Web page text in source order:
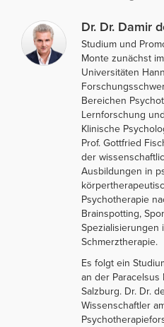
Dr. Dr. Damir
Studium und
Monte zunächst
Universitäten
Bereichen
Lernforschung
Klinische
Prof. Gottfried
der
Ausbildungen in
Psychotherapie
Brainspotting,
Spezialisierungen
Schmerztherapie.
Es folgt ein
an der Paracelsus
Salzburg. Dr. Dr.
Wissenschaftler